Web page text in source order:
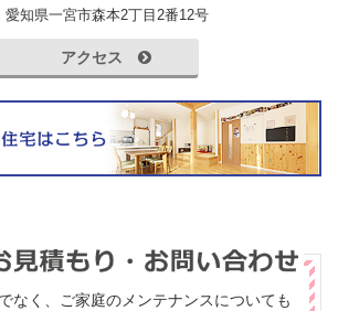
愛知県一宮市森本2丁目2番12号
アクセス
なく、ご家庭のメンテナンスについても